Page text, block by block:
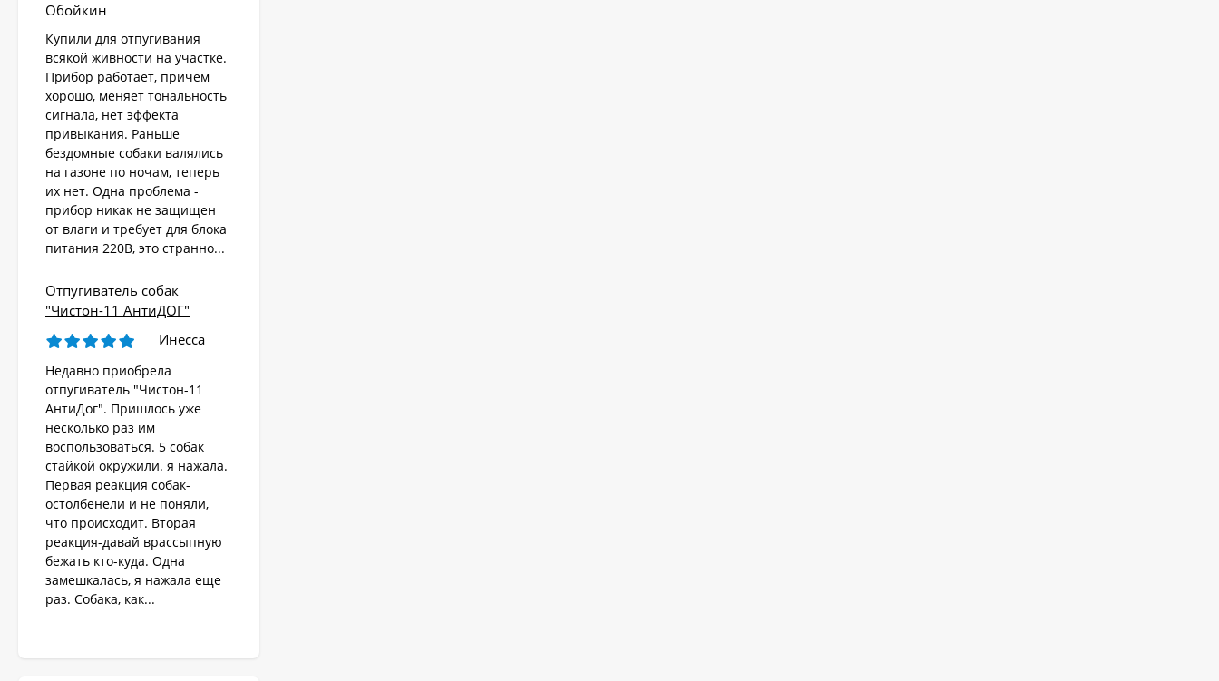
Обойкин
Купили для отпугивания
всякой живности на участке.
Прибор работает, причем
хорошо, меняет тональность
сигнала, нет эффекта
привыкания. Раньше
бездомные собаки валялись
на газоне по ночам, теперь
их нет. Одна проблема -
прибор никак не защищен
от влаги и требует для блока
питания 220В, это странно...
Отпугиватель собак
"Чистон-11 АнтиДОГ"
Инесса
Недавно приобрела
отпугиватель "Чистон-11
АнтиДог". Пришлось уже
несколько раз им
воспользоваться. 5 собак
стайкой окружили. я нажала.
Первая реакция собак-
остолбенели и не поняли,
что происходит. Вторая
реакция-давай врассыпную
бежать кто-куда. Одна
замешкалась, я нажала еще
раз. Собака, как...
Стационарный
отпугиватель
животных «AR-2403
Solar»
4 570₽
Ультразвуковой
отпугиватель собак,
кошек, лис, кроликов
"Weitech WK0055 -
8 690₽
Электроошейник для
дрессировки собак
«PET998DB»
3 480 ₽
Ошейник антилай
1 890₽